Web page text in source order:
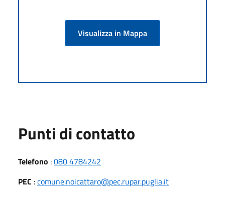
Visualizza in Mappa
Punti di contatto
Telefono :080 4784242
PEC :comune.noicattaro@pec.rupar.puglia.it